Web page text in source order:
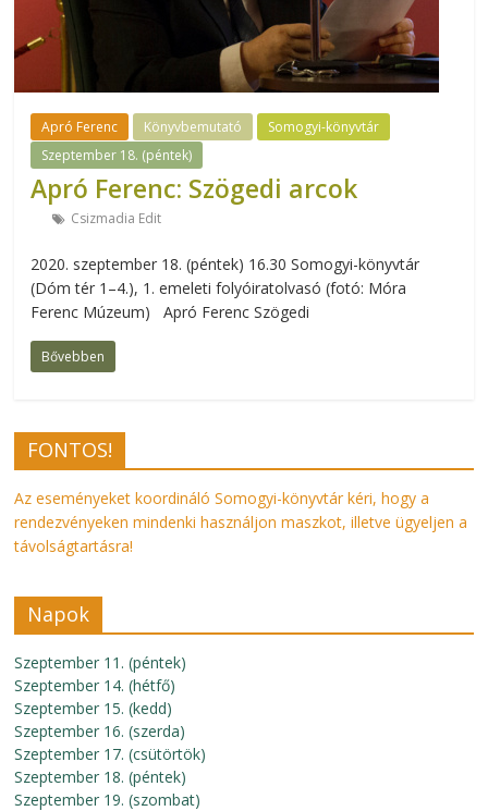
Apró Ferenc Könyvbemutató
Somogyi-könyvtár
Szeptember 18. (péntek)
Apró Ferenc: Szögedi arcok
Csizmadia Edit
2020. szeptember 18. (péntek) 16.30 Somogyi-könyvtár
(Dóm tér 1–4.), 1. emeleti folyóiratolvasó (fotó: Móra
Ferenc Múzeum) Apró Ferenc Szögedi
Bővebben
FONTOS!
Az eseményeket koordináló Somogyi-könyvtár kéri, hogy a
rendezvényeken mindenki használjon maszkot, illetve ügyeljen a
távolságtartásra!
Napok
Szeptember 11. (péntek)
Szeptember 14. (hétfő)
Szeptember 15. (kedd)
Szeptember 16. (szerda)
Szeptember 17. (csütörtök)
Szeptember 18. (péntek)
Szeptember 19. (szombat)